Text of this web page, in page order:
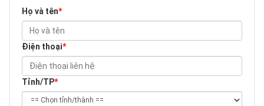
Họ và tên*
Điện thoại*
Tỉnh/TP*